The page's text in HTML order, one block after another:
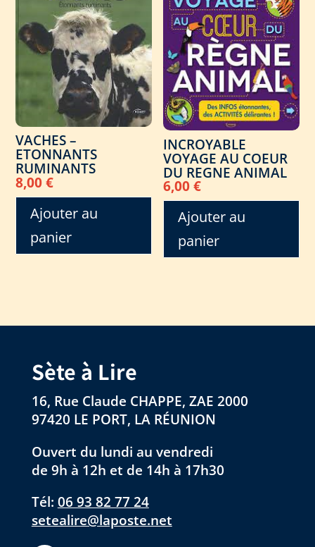
VACHES –
ETONNANTS
RUMINANTS
8,00€
Ajouter au
panier
INCROYABLE
VOYAGE AU COEUR
DU REGNE ANIMAL
6,00€
Ajouter au
panier
Sète à Lire
16, Rue Claude CHAPPE, ZAE 2000
97420 LE PORT, LA RÉUNION
Ouvert du lundi au vendredi
de 9h à 12h et de 14h à 17h30
Tél: 06 93 82 77 24
setealire@laposte.net